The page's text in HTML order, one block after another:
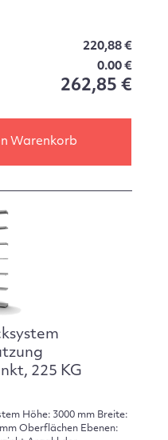
220,88 €
0.00 €
262,85 €
Warenkorb
225 KG
Höhe: 3000 mm Breite:
Oberflächen Ebenen: